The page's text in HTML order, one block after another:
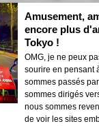
Amusement,
encore plus
Tokyo !
OMG, je ne peux
sourire en pensant
sommes passés
sommes dirigés
nous sommes
de voir les sites